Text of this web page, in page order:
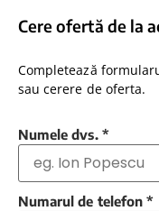
Cere ofertă de la
Completează
sau cerere de oferta.
Numele dvs. *
Numarul de telefon *